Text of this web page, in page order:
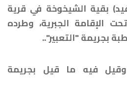
بقية الشيخوخة في قرية
الإقامة الجبرية، وطرده
بجريمة "التعبير"..
فيه ما قيل بجريمة